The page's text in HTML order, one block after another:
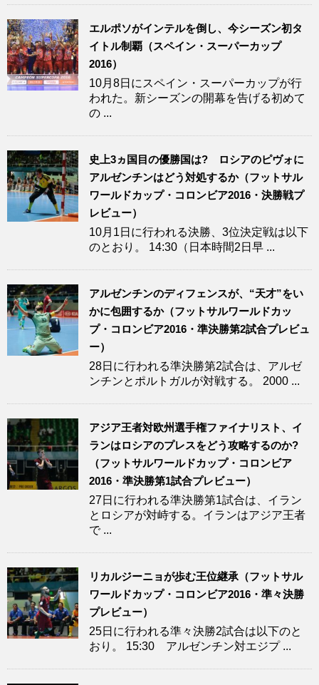
エルポソがインテルを倒し、今シーズン初タ
イトル制覇（スペイン・スーパーカップ
2016）
10月8日にスペイン・スーパーカップが行
われた。新シーズンの開幕を告げる初めて
の ...
史上3ヵ国目の優勝国は? ロシアのピヴォに
アルゼンチンはどう対処するか（フットサル
ワールドカップ・コロンビア2016・決勝戦プ
レビュー）
10月1日に行われる決勝、3位決定戦は以下
のとおり。 14:30（日本時間2日早 ...
アルゼンチンのディフェンスが、“天才”をい
かに包囲するか（フットサルワールドカッ
プ・コロンビア2016・準決勝第2試合プレビュ
ー）
28日に行われる準決勝第2試合は、アルゼ
ンチンとポルトガルが対戦する。 2000 ...
アジア王者対欧州選手権ファイナリスト、イ
ランはロシアのプレスをどう攻略するのか?
（フットサルワールドカップ・コロンビア
2016・準決勝第1試合プレビュー）
27日に行われる準決勝第1試合は、イラン
とロシアが対峙する。イランはアジア王者
で ...
リカルジーニョが歩む王位継承（フットサル
ワールドカップ・コロンビア2016・準々決勝
プレビュー）
25日に行われる準々決勝2試合は以下のと
おり。 15:30 アルゼンチン対エジプ ...